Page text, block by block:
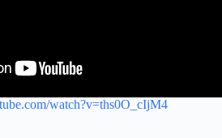
watch?v=ths0O_cIjM4